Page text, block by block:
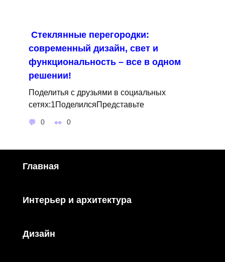
Стеклянные перегородки:
современный дизайн, свет и
функциональность – все в одном
решении!
Поделитья с друзьями в социальных
сетях:1ПоделилсяПредставьте
0 0
Главная
Интерьер и архитектура
Дизайн